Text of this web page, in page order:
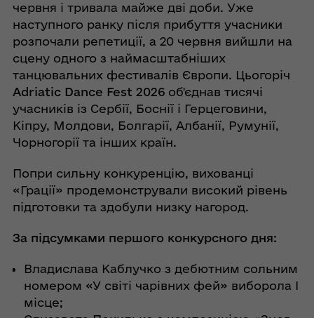
червня і тривала майже дві доби. Уже
наступного ранку після прибуття учасники
розпочали репетиції, а 20 червня вийшли на
сцену одного з наймасштабніших
танцювальних фестивалів Європи. Цьогоріч
Adriatic Dance Fest 2026об'єднав тисячі
учасників із Сербії, Боснії і Герцеговини,
Кіпру, Молдови, Болгарії, Албанії, Румунії,
Чорногорії та інших країн.
Попри сильну конкуренцію, вихованці
«Грації» продемонстрували високий рівень
підготовки та здобули низку нагород.
За підсумками першого конкурсного дня:
Владислава Каблучко з дебютним сольним
номером «У світі чарівних фей» виборола І
місце;